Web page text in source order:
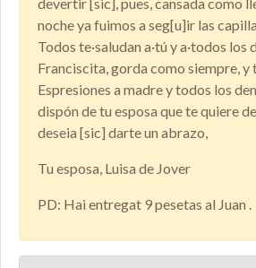
noche ya fuimos a seg[u]ir las
Todos te·saludan a·tú y a·todos los
Franciscita, gorda como siempre, y
Espresiones a madre y todos los
dispón de tu esposa que te quiere
deseia [sic] darte un abrazo,
Tu esposa, Luisa de Jover
PD: Hai entregat 9 pesetas al Juan .